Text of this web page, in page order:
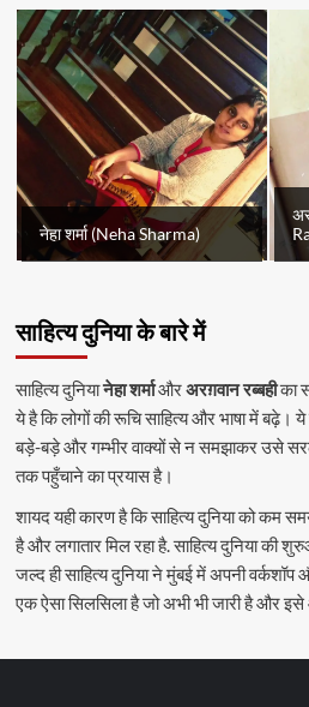
नेहा शर्मा (Neha Sharma)
साहित्य दुनिया के बारे में
साहित्य दुनियानेहा शर्माऔरअरग़वान रब्बहीका
ये है कि लोगों की रूचि साहित्य और भाषा में बढ़े। ये
बड़े-बड़े और गम्भीर वाक्यों से न समझाकर उसे
तक पहुँचाने का प्रयास है।
शायद यही कारण है कि साहित्य दुनिया को कम
है और लगातार मिल रहा है. साहित्य दुनिया की
जल्द ही साहित्य दुनिया ने मुंबई में अपनी
एक ऐसा सिलसिला है जो अभी भी जारी है और